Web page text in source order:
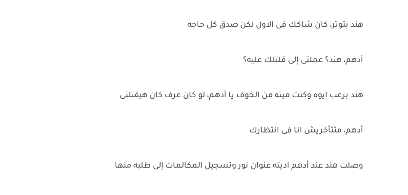
هند بتوتر، كان شاكك فى الاول لكن صدق كل حاجه
أدهم، هند؟ عملتى إلى قلتلك عليه؟
هند برعب ايوه وكنت ميته من الخوف يا أدهم، لو كان عرف كان هيقتلنى
أدهم، متتأخريش انا فى انتظارك
وصلت هند عند أدهم اديته عنوان نور وتسجيل المكالمات إلى طلبه منها